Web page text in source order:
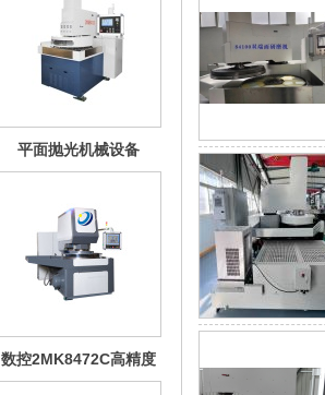
平面抛光机械设备
数控2MK8472C高精度
双端面研磨机